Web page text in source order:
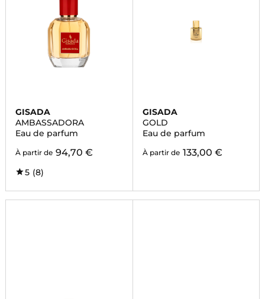
GISADA
AMBASSADORA
Eau de parfum
À partir de 94,70 €
5 (8)
GISADA
GOLD
Eau de parfum
À partir de 133,00 €